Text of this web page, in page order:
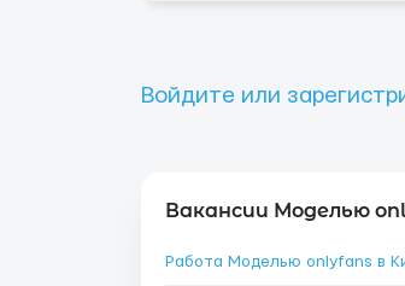
Войдите или
Вакансии Моделью
Работа Моделью onlyfans в